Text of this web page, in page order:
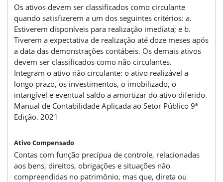
Os ativos devem ser classificados como circulante
quando satisfizerem a um dos seguintes critérios: a.
Estiverem disponíveis para realização imediata; e b.
Tiverem a expectativa de realização até doze meses após
a data das demonstrações contábeis. Os demais ativos
devem ser classificados como não circulantes.
Integram o ativo não circulante: o ativo realizável a
longo prazo, os investimentos, o imobilizado, o
intangível e eventual saldo a amortizar do ativo diferido.
Manual de Contabilidade Aplicada ao Setor Público 9ª
Edição. 2021
Ativo Compensado
Contas com função precípua de controle, relacionadas
aos bens, direitos, obrigações e situações não
compreendidas no patrimônio, mas que, direta ou